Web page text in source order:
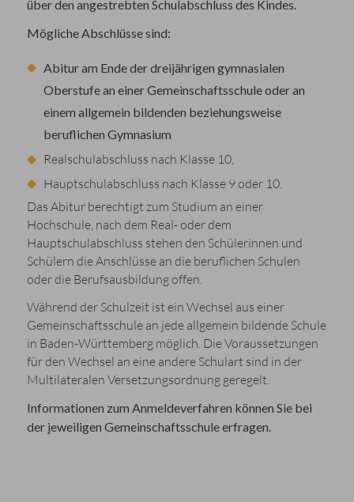
über den angestrebten Schulabschluss des Kindes.
Mögliche Abschlüsse sind:
Abitur am Ende der dreijährigen gymnasialen
Oberstufe an einer Gemeinschaftsschule oder an
einem allgemein bildenden beziehungsweise
beruflichen Gymnasium
Realschulabschluss nach Klasse 10,
Hauptschulabschluss nach Klasse 9 oder 10.
Das Abitur berechtigt zum Studium an einer
Hochschule, nach dem Real- oder dem
Hauptschulabschluss stehen den Schülerinnen und
Schülern die Anschlüsse an die beruflichen Schulen
oder die Berufsausbildung offen.
Während der Schulzeit ist ein Wechsel aus einer
Gemeinschaftsschule an jede allgemein bildende Schule
in Baden-Württemberg möglich. Die Voraussetzungen
für den Wechsel an eine andere Schulart sind in der
Multilateralen Versetzungsordnung geregelt.
Informationen zum Anmeldeverfahren können Sie bei
der jeweiligen Gemeinschaftsschule erfragen.